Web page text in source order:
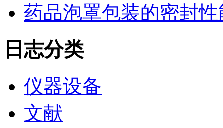
药品泡罩包装的密封
日志分类
仪器设备
文献